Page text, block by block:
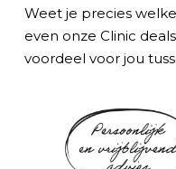
Weet je precies
even onze Clinic
voordeel voor jou